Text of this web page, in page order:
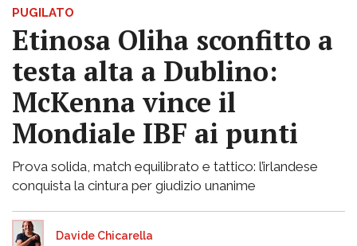
PUGILATO
Etinosa Oliha sconfitto a
testa alta a Dublino:
McKenna vince il
Mondiale IBF ai punti
Prova solida, match equilibrato e tattico: l’irlandese
conquista la cintura per giudizio unanime
Davide Chicarella